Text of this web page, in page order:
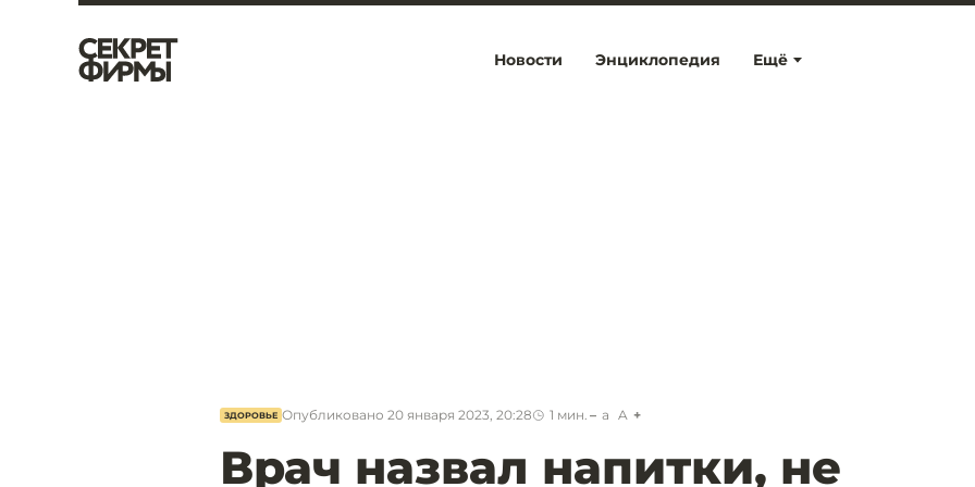
Ещё
Новости Энциклопедия
ЗДОРОВЬЕ Опубликовано 20 января 2023, 20:28 1 мин. a A
Врач назвал напитки, не